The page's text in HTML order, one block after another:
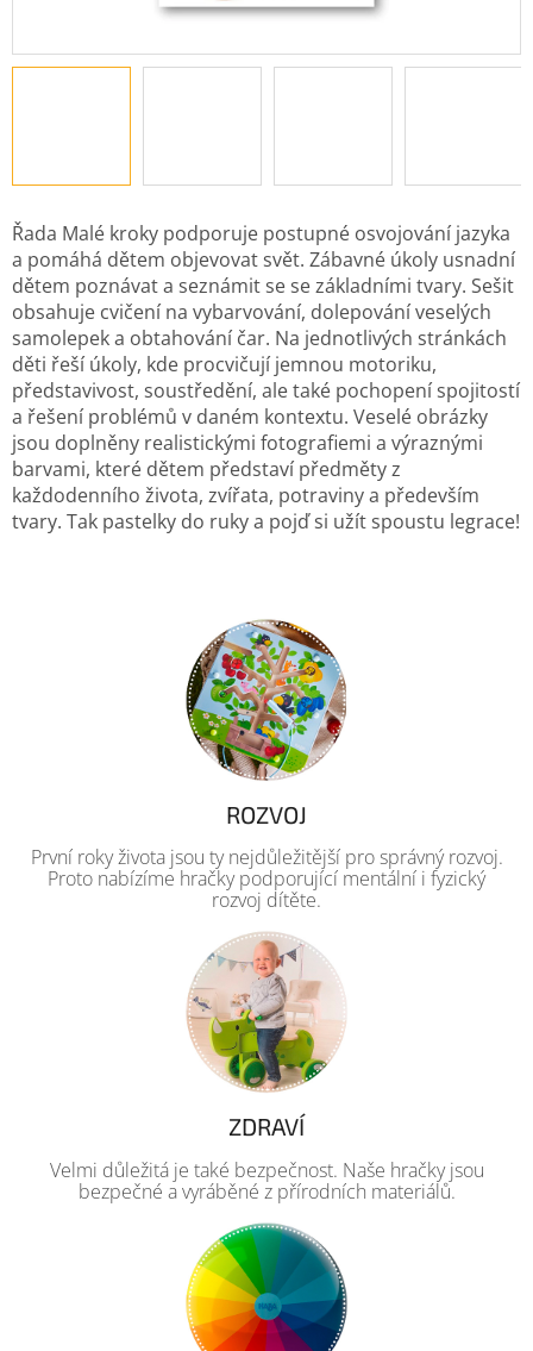
Řada Malé kroky podporuje postupné osvojování jazyka
a pomáhá dětem objevovat svět. Zábavné úkoly usnadní
dětem poznávat a seznámit se se základními tvary. Sešit
obsahuje cvičení na vybarvování, dolepování veselých
samolepek a obtahování čar. Na jednotlivých stránkách
děti řeší úkoly, kde procvičují jemnou motoriku,
představivost, soustředění, ale také pochopení spojitostí
a řešení problémů v daném kontextu. Veselé obrázky
jsou doplněny realistickými fotografiemi a výraznými
barvami, které dětem představí předměty z
každodenního života, zvířata, potraviny a především
tvary. Tak pastelky do ruky a pojď si užít spoustu legrace!
ROZVOJ
První roky života jsou ty nejdůležitější pro správný rozvoj.
Proto nabízíme hračky podporující mentální i fyzický
rozvoj dítěte.
ZDRAVÍ
Velmi důležitá je také bezpečnost. Naše hračky jsou
bezpečné a vyráběné z přírodních materiálů.